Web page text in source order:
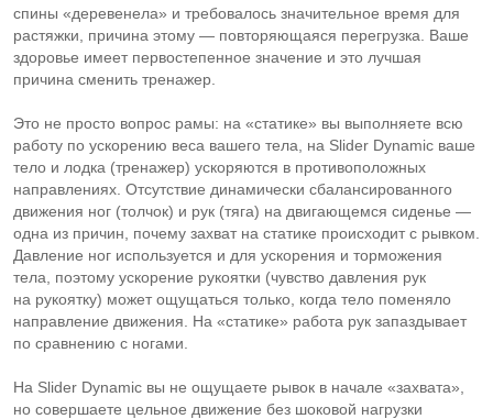
спины «деревенела» и требовалось значительное время для
растяжки, причина этому — повторяющаяся перегрузка. Ваше
здоровье имеет первостепенное значение и это лучшая
причина сменить тренажер.
Это не просто вопрос рамы: на «статике» вы выполняете всю
работу по ускорению веса вашего тела, на Slider Dynamic ваше
тело и лодка (тренажер) ускоряются в противоположных
направлениях. Отсутствие динамически сбалансированного
движения ног (толчок) и рук (тяга) на двигающемся сиденье —
одна из причин, почему захват на статике происходит с рывком.
Давление ног используется и для ускорения и торможения
тела, поэтому ускорение рукоятки (чувство давления рук
на рукоятку) может ощущаться только, когда тело поменяло
направление движения. На «статике» работа рук запаздывает
по сравнению с ногами.
На Slider Dynamic вы не ощущаете рывок в начале «захвата»,
но совершаете цельное движение без шоковой нагрузки